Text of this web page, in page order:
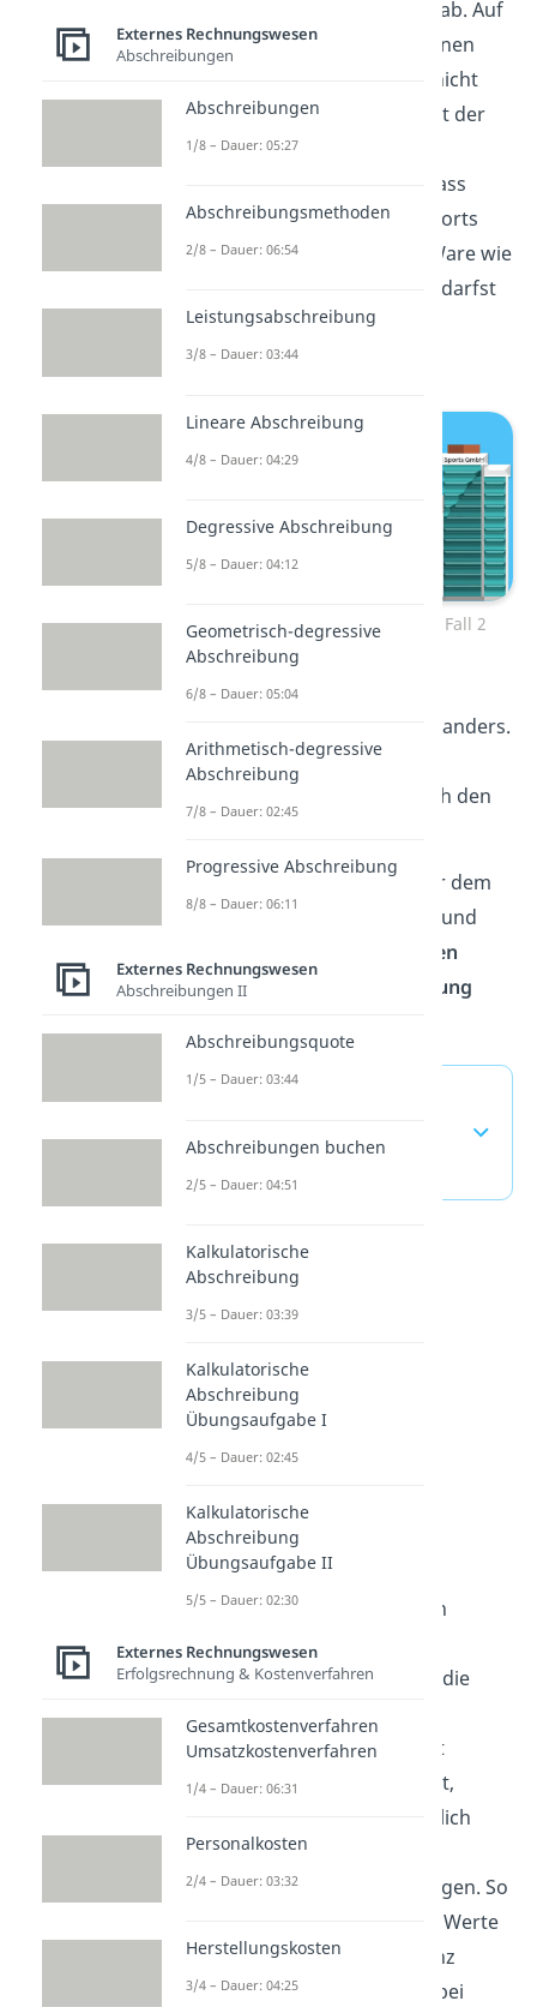
die Fußbälle wie besprochen ab. Auf
dem Rückweg hat der LKW einen
Unfall und die Fußbälle sind nicht
mehr zu gebrauchen. Hier hat der
Gefahrübergang bereits
stattgefunden. Die Gefahr, dass
etwas passiert, lag bei der Sports
GmbH. Diese muss also die Ware wie
abgemacht bezahlen und du darfst
den Ertrag in die Bilanz
übernehmen.
Beispiel Realisationsprinzip – Fall 2
Wann der Gefahrübergang
stattfindet, ist von Fall zu Fall anders.
In diesem Beispiel war es im
Zeitpunkt der Abholung durch den
Jetzt weißt du, was man unter dem
Realisationsprinzip
versteht und
Grundsätzen
ordnungsmäßiger Buchführung
Rechnungslegung
verstehen
Das Realisationsprinzip ist ein
zentraler Grundsatz der
Rechnungslegung und prägt die
Gewinnermittlung im
Jahresabschluss. Wer sich mit
Rechnungslegung beschäftigt,
ordnet Geschäftsvorfälle zeitlich
richtig ein und trennt sichere
Erträge von bloßen Erwartungen. So
erkennst du, warum manche Werte
erst beim Verkauf in der Bilanz
auftauchen und nicht schon bei
Externes Rechnungswesen
Abschreibungen
Abschreibungen
1/8 – Dauer: 05:27
Abschreibungsmethoden
2/8 – Dauer: 06:54
Leistungsabschreibung
3/8 – Dauer: 03:44
Lineare Abschreibung
4/8 – Dauer: 04:29
Degressive Abschreibung
5/8 – Dauer: 04:12
Geometrisch-degressive
Abschreibung
6/8 – Dauer: 05:04
Arithmetisch-degressive
Abschreibung
7/8 – Dauer: 02:45
Progressive Abschreibung
8/8 – Dauer: 06:11
Externes Rechnungswesen
Abschreibungen II
Abschreibungsquote
1/5 – Dauer: 03:44
Abschreibungen buchen
2/5 – Dauer: 04:51
Kalkulatorische
Abschreibung
3/5 – Dauer: 03:39
Kalkulatorische
Abschreibung
Übungsaufgabe I
4/5 – Dauer: 02:45
Kalkulatorische
Abschreibung
Übungsaufgabe II
5/5 – Dauer: 02:30
Externes Rechnungswesen
Erfolgsrechnung & Kostenverfahren
Gesamtkostenverfahren
Umsatzkostenverfahren
1/4 – Dauer: 06:31
Personalkosten
2/4 – Dauer: 03:32
Herstellungskosten
3/4 – Dauer: 04:25